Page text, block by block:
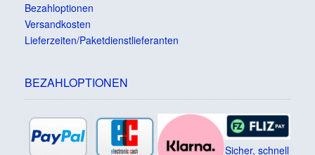
Bezahloptionen
Versandkosten
Lieferzeiten/Paketdienstlieferanten
BEZAHLOPTIONEN
Sicher, schnell